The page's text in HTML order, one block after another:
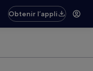
Obtenir l’appli